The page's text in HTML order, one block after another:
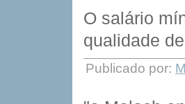
O salário
qualidade
Publicado por: